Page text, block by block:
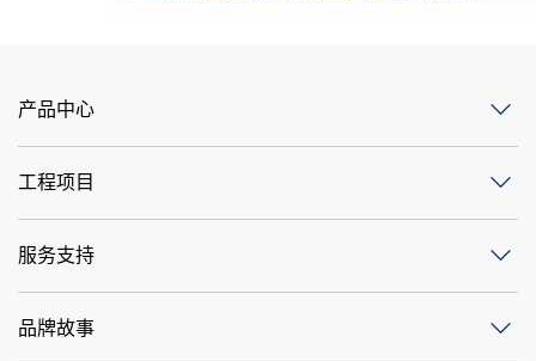
产品中心
工程项目
服务支持
品牌故事